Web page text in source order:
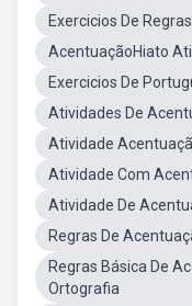
Exercicios De
AcentuaçãoHiato
Exercicios De
Atividades De
Atividade
Atividade Com
Atividade De
Regras De
Regras Básica De
Ortografia